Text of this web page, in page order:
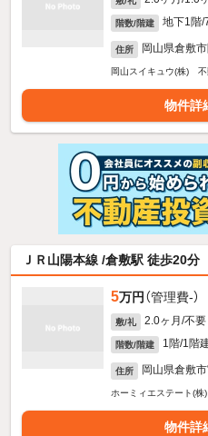
階数/階建 地下1階/
住所 岡山県倉敷
岡山スイキュウ(株) 不
物件詳
ＪＲ山陽本線 /倉敷駅 徒歩20分
5万円 （管理費-）
敷/礼 2.0ヶ月/不要
階数/階建 1階/1階
住所 岡山県倉敷
ホーミィエステート(
物件詳